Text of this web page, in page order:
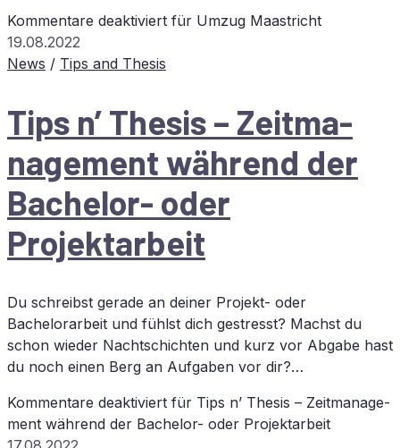
Kommentare deaktiviert für Um­zug Maastricht
19.08.2022
News / Tips and Thesis
Tips n’ The­sis – Zeit­ma­
nage­ment wäh­rend der
Ba­che­lor- oder
Projektarbeit
Du schreibst gerade an deiner Projekt- oder
Bachelorarbeit und fühlst dich gestresst? Machst du
schon wieder Nachtschichten und kurz vor Abgabe hast
du noch einen Berg an Aufgaben vor dir?…
Kommentare deaktiviert für Tips n’ The­sis – Zeit­ma­nage­
ment wäh­rend der Ba­che­lor- oder Projektarbeit